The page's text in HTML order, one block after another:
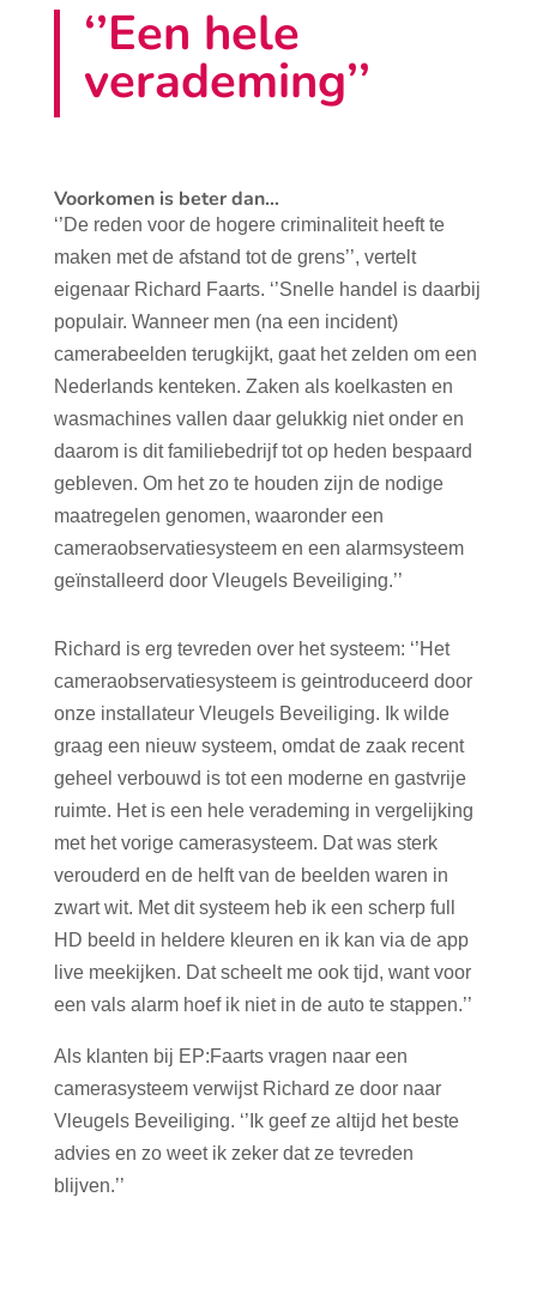
‘’Een hele
verademing’’
Voorkomen is beter dan…
‘’De reden voor de hogere criminaliteit heeft te
maken met de afstand tot de grens’’, vertelt
eigenaar Richard Faarts. ‘’Snelle handel is daarbij
populair. Wanneer men (na een incident)
camerabeelden terugkijkt, gaat het zelden om een
Nederlands kenteken. Zaken als koelkasten en
wasmachines vallen daar gelukkig niet onder en
daarom is dit familiebedrijf tot op heden bespaard
gebleven. Om het zo te houden zijn de nodige
maatregelen genomen, waaronder een
cameraobservatiesysteem en een alarmsysteem
geïnstalleerd door Vleugels Beveiliging.’’
Richard is erg tevreden over het systeem: ‘’Het
cameraobservatiesysteem is geintroduceerd door
onze installateur Vleugels Beveiliging. Ik wilde
graag een nieuw systeem, omdat de zaak recent
geheel verbouwd is tot een moderne en gastvrije
ruimte. Het is een hele verademing in vergelijking
met het vorige camerasysteem. Dat was sterk
verouderd en de helft van de beelden waren in
zwart wit. Met dit systeem heb ik een scherp full
HD beeld in heldere kleuren en ik kan via de app
live meekijken. Dat scheelt me ook tijd, want voor
een vals alarm hoef ik niet in de auto te stappen.’’
Als klanten bij EP:Faarts vragen naar een
camerasysteem verwijst Richard ze door naar
Vleugels Beveiliging. ‘’Ik geef ze altijd het beste
advies en zo weet ik zeker dat ze tevreden
blijven.’’